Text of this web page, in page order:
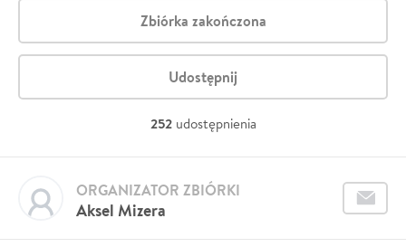
Zbiórka zakończona
Udostępnij
252 udostępnienia
Aksel Mizera
ORGANIZATOR ZBIÓRKI